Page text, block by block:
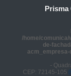
Prisma
/home/
de-
-
CEP: 72145-105